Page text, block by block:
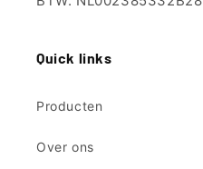
Quick links
Producten
Over ons